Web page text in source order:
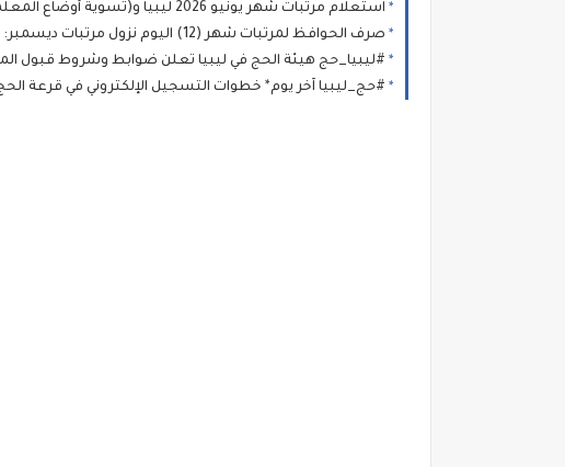
استعلام مرتبات شهر يونيو 2026 ليبيا و(تسوية أوضاع المعلمين ) التفاصيل عبرتطبيق راتبي ليبيا apk الراتب apk
صرف الحوافظ لمرتبات شهر (12) اليوم نزول مرتبات ديسمبر: انطلاق دوران الحوافظ .. وخارطة وصول السيولة إلى حسابك عبر (راتبك لحظي)
#ليبيا_حج هيئة الحج في ليبيا تعلن ضوابط وشروط قبول المتقدمين لموسم حج العام
#حج_ليبيا آخر يوم* خطوات التسجيل الإلكتروني في قرعة الحج ليبيا